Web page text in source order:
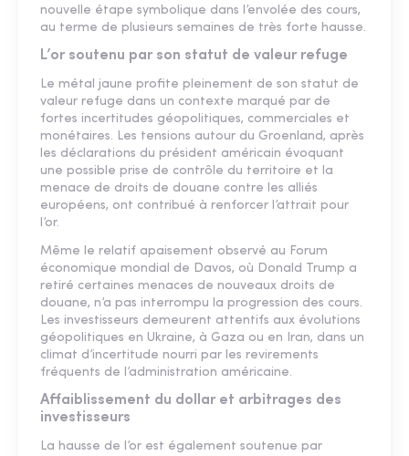
nouvelle étape symbolique dans l’envolée des cours,
au terme de plusieurs semaines de très forte hausse.
L’or soutenu par son statut de valeur refuge
Le métal jaune profite pleinement de son statut de
valeur refuge dans un contexte marqué par de
fortes incertitudes géopolitiques, commerciales et
monétaires. Les tensions autour du Groenland, après
les déclarations du président américain évoquant
une possible prise de contrôle du territoire et la
menace de droits de douane contre les alliés
européens, ont contribué à renforcer l’attrait pour
l’or.
Même le relatif apaisement observé au Forum
économique mondial de Davos, où Donald Trump a
retiré certaines menaces de nouveaux droits de
douane, n’a pas interrompu la progression des cours.
Les investisseurs demeurent attentifs aux évolutions
géopolitiques en Ukraine, à Gaza ou en Iran, dans un
climat d’incertitude nourri par les revirements
fréquents de l’administration américaine.
Affaiblissement du dollar et arbitrages des
investisseurs
La hausse de l’or est également soutenue par